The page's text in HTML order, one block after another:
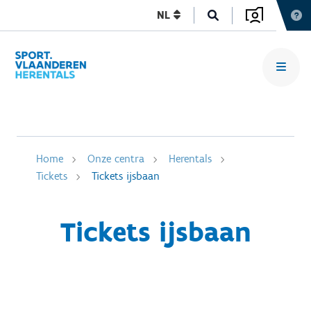
NL
Home Onze centra
Herentals
Tickets
Tickets ijsbaan
Tickets ijsbaan